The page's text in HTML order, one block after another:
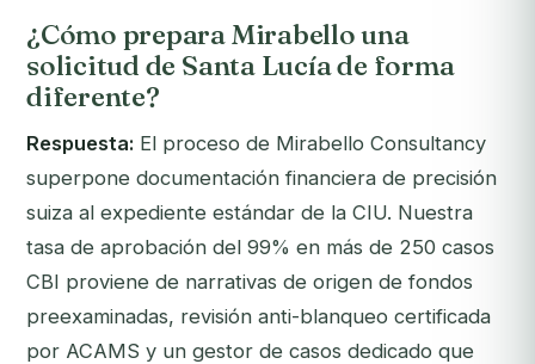
¿Cómo prepara Mirabello una
solicitud de Santa Lucía de forma
diferente?
Respuesta: El proceso de Mirabello Consultancy
superpone documentación financiera de precisión
suiza al expediente estándar de la CIU. Nuestra
tasa de aprobación del 99% en más de 250 casos
CBI proviene de narrativas de origen de fondos
preexaminadas, revisión anti-blanqueo certificada
por ACAMS y un gestor de casos dedicado que